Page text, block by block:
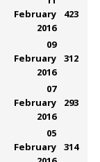
February
2016
423
09
February
2016
312
07
February
2016
293
05
February 314